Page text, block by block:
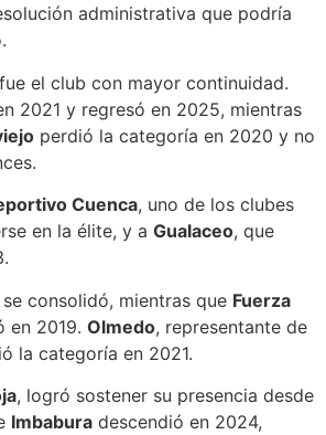
administrativa que podría
fue el club con mayor continuidad.
2021 y regresó en 2025, mientras
perdió la categoría en 2020 y no
Cuenca, uno de los clubes
en la élite, y a Gualaceo, que
se consolidó, mientras que Fuerza
en 2019. Olmedo, representante de
la categoría en 2021.
, logró sostener su presencia desde
Imbabura descendió en 2024,